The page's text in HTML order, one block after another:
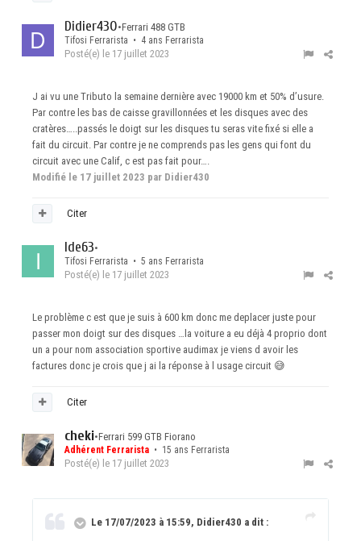
Didier430•Ferrari 488 GTB
Tifosi Ferrarista • 4 ans Ferrarista
Posté(e) le 17 juillet 2023
J ai vu une Tributo la semaine dernière avec 19000 km et 50% d’usure.
Par contre les bas de caisse gravillonnées et les disques avec des
cratères…..passés le doigt sur les disques tu seras vite fixé si elle a
fait du circuit. Par contre je ne comprends pas les gens qui font du
circuit avec une Calif, c est pas fait pour….
Modifié le 17 juillet 2023 par Didier430
Citer
Ide63•
Tifosi Ferrarista • 5 ans Ferrarista
Posté(e) le 17 juillet 2023
Le problème c est que je suis à 600 km donc me deplacer juste pour
passer mon doigt sur des disques …la voiture a eu déjà 4 proprio dont
un a pour nom association sportive audimax je viens d avoir les
factures donc je crois que j ai la réponse à l usage circuit 😅
Citer
cheki•Ferrari 599 GTB Fiorano
Adhérent Ferrarista • 15 ans Ferrarista
Posté(e) le 17 juillet 2023
Le 17/07/2023 à 15:59, Didier430 a dit :